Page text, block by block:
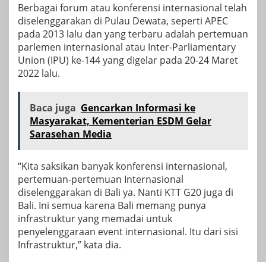
Berbagai forum atau konferensi internasional telah
diselenggarakan di Pulau Dewata, seperti APEC
pada 2013 lalu dan yang terbaru adalah pertemuan
parlemen internasional atau Inter-Parliamentary
Union (IPU) ke-144 yang digelar pada 20-24 Maret
2022 lalu.
Baca juga Gencarkan Informasi ke
Masyarakat, Kementerian ESDM Gelar
Sarasehan Media
“Kita saksikan banyak konferensi internasional,
pertemuan-pertemuan Internasional
diselenggarakan di Bali ya. Nanti KTT G20 juga di
Bali. Ini semua karena Bali memang punya
infrastruktur yang memadai untuk
penyelenggaraan event internasional. Itu dari sisi
Infrastruktur,” kata dia.